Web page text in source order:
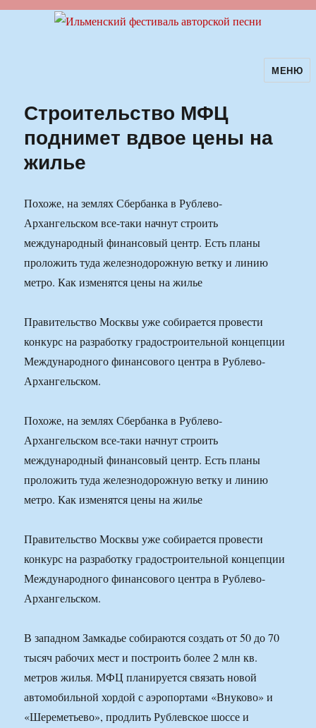
Ильменский фестиваль авторскойМЕНЮ
Строительство МФЦ
поднимет вдвое цены на
жилье
Похоже, на землях Сбербанка в Рублево-
Архангельском все-таки начнут строить
международный финансовый центр. Есть планы
проложить туда железнодорожную ветку и линию
метро. Как изменятся цены на жилье
Правительство Москвы уже собирается провести
конкурс на разработку градостроительной концепции
Международного финансового центра в Рублево-
Архангельском.
Похоже, на землях Сбербанка в Рублево-
Архангельском все-таки начнут строить
международный финансовый центр. Есть планы
проложить туда железнодорожную ветку и линию
метро. Как изменятся цены на жилье
Правительство Москвы уже собирается провести
конкурс на разработку градостроительной концепции
Международного финансового центра в Рублево-
Архангельском.
В западном Замкадье собираются создать от 50 до 70
тысяч рабочих мест и построить более 2 млн кв.
метров жилья. МФЦ планируется связать новой
автомобильной хордой с аэропортами «Внуково» и
«Шереметьево», продлить Рублевское шоссе и